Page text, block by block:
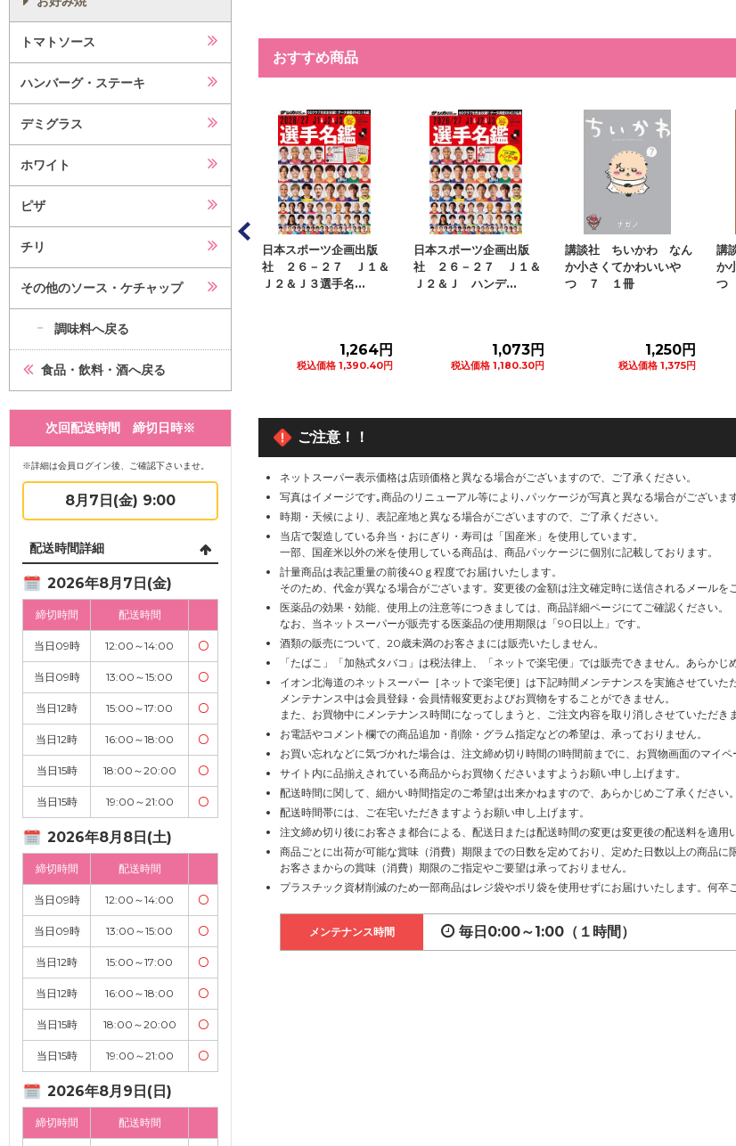
トマトソース
ハンバーグ・ステーキ
デミグラス
ホワイト
ピザ
チリ
その他のソース・ケチャップ
調味料へ戻る
食品・飲料・酒へ戻る
次回配送時間 締切日時※
※詳細は会員ログイン後、ご確認下さいませ。
8月7日(金) 9:00
配送時間詳細
2026年8月7日(金)
締切時間 配送時間
当日09時 12:00～14:00 〇
当日09時 13:00～15:00 〇
当日12時 15:00～17:00 〇
当日12時 16:00～18:00 〇
当日15時 18:00～20:00 〇
当日15時 19:00～21:00 〇
2026年8月8日(土)
締切時間 配送時間
当日09時 12:00～14:00 〇
当日09時 13:00～15:00 〇
当日12時 15:00～17:00 〇
当日12時 16:00～18:00 〇
当日15時 18:00～20:00 〇
当日15時 19:00～21:00 〇
2026年8月9日(日)
締切時間 配送時間
おすすめ商品
ＳＳＥ（エッ
２６年９月
718円
税込価格 789.80円
カートに追加
アシェット・コレクショ
ンズ・ジャパン くまの
プーさん楽しい...
272円
税込価格 299.20円
カートに追加
日本スポーツ企画出版
社 ２６－２７ Ｊ１＆
Ｊ２＆Ｊ３選手名...
1,264円
税込価格 1,390.40円
日本スポーツ企画出版
社 ２６－２７ Ｊ１＆
Ｊ２＆Ｊ ハンデ...
1,073円
税込価格 1,180.30円
講談社 ちいかわ なん
か小さくてかわいいや
つ ７ １冊
1,250円
税込価格 1,375円
講
か
つ
ご注意！！
ネットスーパー表示価格は店頭価格と異なる場合がございますので、ご了承ください。
写真はイメージです｡商品のリニューアル等により､パッケージが写真と異なる場合がございます
時期・天候により、表記産地と異なる場合がございますので、ご了承ください。
当店で製造している弁当・おにぎり・寿司は「国産米」を使用しています。
一部、国産米以外の米を使用している商品は、商品パッケージに個別に記載しております。
計量商品は表記重量の前後40ｇ程度でお届けいたします。
そのため、代金が異なる場合がございます。変更後の金額は注文確定時に送信されるメールを
医薬品の効果・効能、使用上の注意等につきましては、商品詳細ページにてご確認ください。
なお、当ネットスーパーが販売する医薬品の使用期限は「90日以上」です。
酒類の販売について、20歳未満のお客さまには販売いたしません。
「たばこ」「加熱式タバコ」は税法律上、「ネットで楽宅便」では販売できません。あらかじ
イオン北海道のネットスーパー［ネットで楽宅便］は下記時間メンテナンスを実施させていた
メンテナンス中は会員登録・会員情報変更およびお買物をすることができません。
また、お買物中にメンテナンス時間になってしまうと、ご注文内容を取り消しさせていただき
お電話やコメント欄での商品追加・削除・グラム指定などの希望は、承っておりません。
お買い忘れなどに気づかれた場合は、注文締め切り時間の1時間前までに、お買物画面のマイ
サイト内に品揃えされている商品からお買物くださいますようお願い申し上げます。
配送時間に関して、細かい時間指定のご希望は出来かねますので、あらかじめご了承ください。
配送時間帯には、ご在宅いただきますようお願い申し上げます。
注文締め切り後にお客さま都合による、配送日または配送時間の変更は変更後の配送料を適用
商品ごとに出荷が可能な賞味（消費）期限までの日数を定めており、定めた日数以上の商品に
お客さまからの賞味（消費）期限のご指定やご要望は承っておりません。
プラスチック資材削減のため一部商品はレジ袋やポリ袋を使用せずにお届けいたします。何卒
メンテナンス時間 毎日0:00～1:00（１時間）